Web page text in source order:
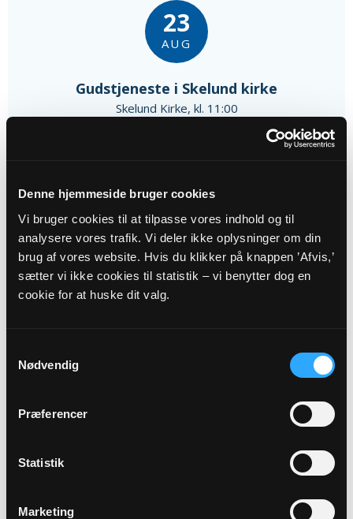
Denne hjemmeside bruger cookies
Vi bruger cookies til at tilpasse vores indhold og til
analysere vores trafik. Vi deler ikke oplysninger om din
brug af vores website. Hvis du klikker på knappen ’Afvis,’
sætter vi ikke cookies til statistik – vi benytter dog en
cookie for at huske dit valg.
Nødvendig
Præferencer
Statistik
Marketing
23
AUG
Gudstjeneste i Skelund kirke
Skelund Kirke, kl. 11:00
SEP
Skovmesse i Veddum byskov
Skelund Kirke, kl. 19:00
Peter Grove